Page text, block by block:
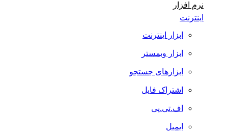
نرم افزار
اینترنت
ابزار اینترنت
ابزار وبمستر
ابزارهای جستجو
اشتراک فایل
اف.تی.پی
ایمیل